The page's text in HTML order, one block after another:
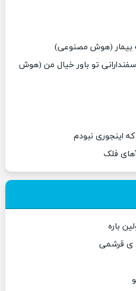
بیمار (هوش مصنوعی)
تو باور خیال من (هوش
اینجوری نبودم
فلک
باره
ی قرشمی